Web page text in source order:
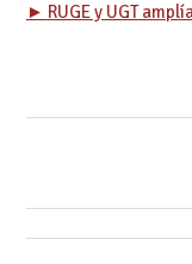
► RUGE y UGT